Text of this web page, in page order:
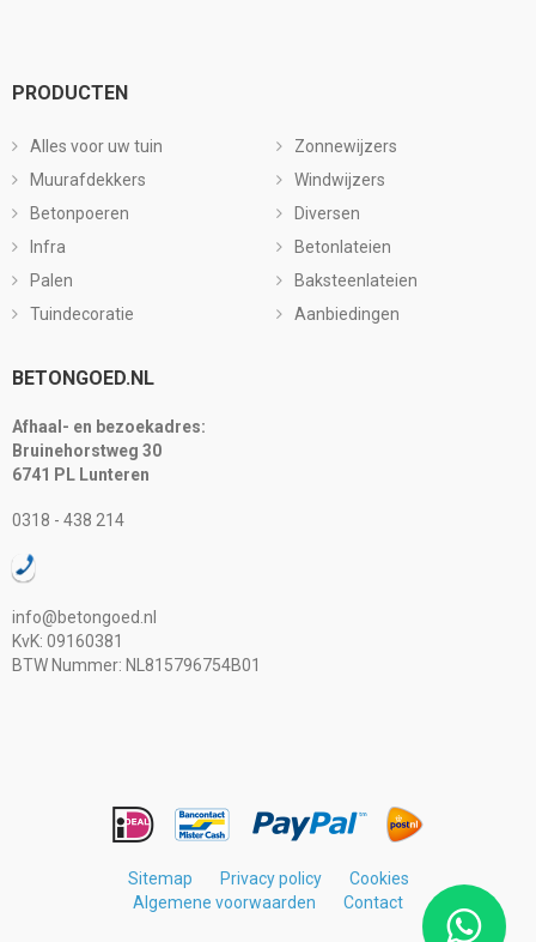
PRODUCTEN
Alles voor uw tuin
Muurafdekkers
Betonpoeren
Infra
Palen
Tuindecoratie
Zonnewijzers
Windwijzers
Diversen
Betonlateien
Baksteenlateien
Aanbiedingen
BETONGOED.NL
Afhaal- en bezoekadres:
Bruinehorstweg 30
6741 PL Lunteren
0318 - 438 214
info@betongoed.nl
KvK: 09160381
BTW Nummer: NL815796754B01
Sitemap Privacy policy
Cookies
Algemene voorwaarden
Contact